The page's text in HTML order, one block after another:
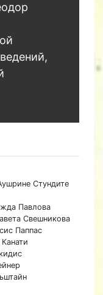
Стундите
Павлова
Свешникова
Паппас